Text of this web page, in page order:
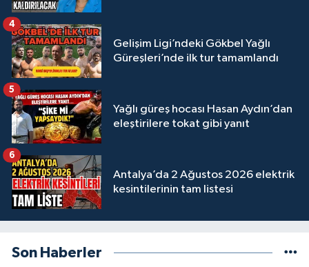
Gelişim Ligi’ndeki Gökbel Yağlı
Güreşleri’nde ilk tur tamamlandı
4
Yağlı güreş hocası Hasan Aydın’dan
eleştirilere tokat gibi yanıt
5
Antalya’da 2 Ağustos 2026 elektrik
kesintilerinin tam listesi
6
Son Haberler